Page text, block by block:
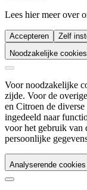
Lees hier meer over
Accepteren Zelf
Noodzakelijke cookies
Voor noodzakelijke
zijde. Voor de
en Citroen de
ingedeeld naar
voor het gebruik van
persoonlijke
Analyserende cookies